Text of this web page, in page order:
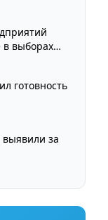
в выборах
готовность
за